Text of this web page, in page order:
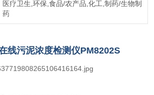
医疗卫生,环保,食品/农产品,化工,制药/生物制
药
线污泥浓度检测仪PM8202S